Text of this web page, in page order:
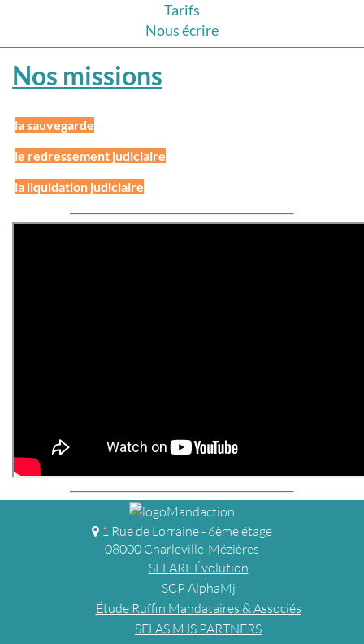
Tarifs
Nous écrire
Nos missions
la sauvegarde
le redressement judiciaire
la liquidation judiciaire
1 Rue de Lorraine - 6ème étage
08000 Charleville-Mézières
SELARL Évolution
SCP AlphaMj
Étude Ruffin Mandataires & Associés
SELAS MJS PARTNERS